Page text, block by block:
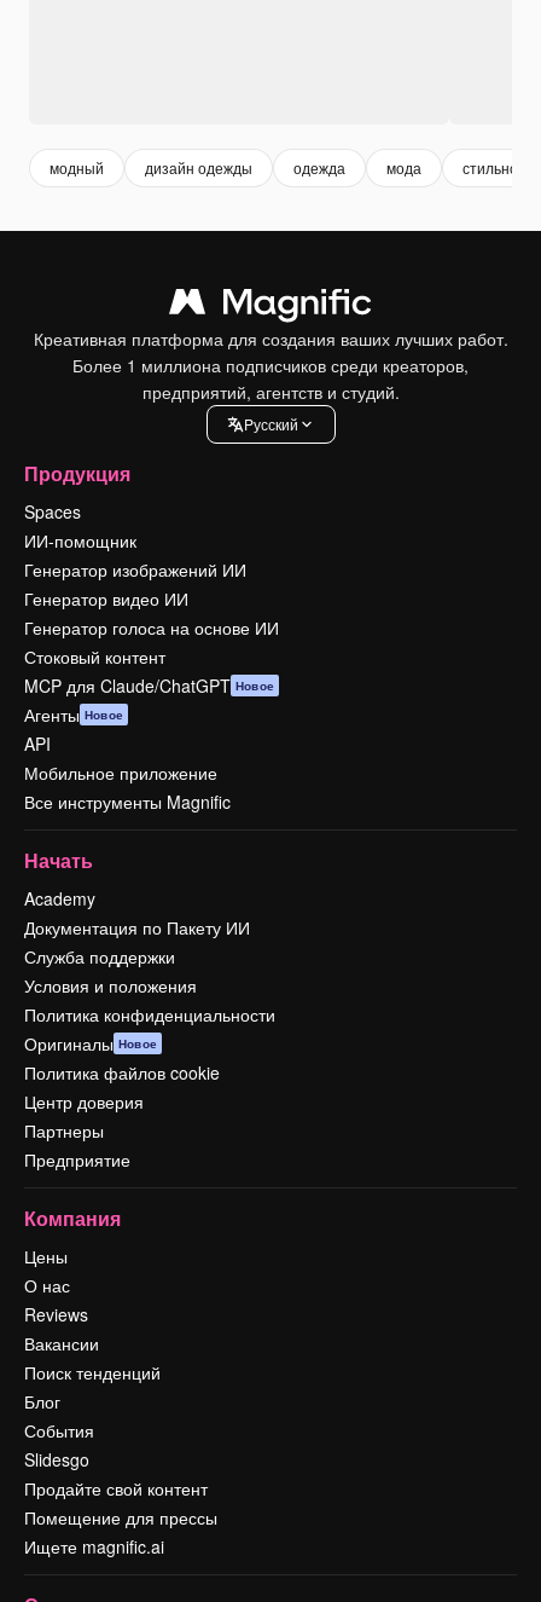
модный дизайн одежды одежда мода стильно
Креативная платформа для создания ваших лучших работ.
Более 1 миллиона подписчиков среди креаторов,
предприятий, агентств и студий.
Pусский
Продукция
Spaces
ИИ-помощник
Генератор изображений ИИ
Генератор видео ИИ
Генератор голоса на основе ИИ
Стоковый контент
MCP для Claude/ChatGPT Новое
Агенты Новое
API
Мобильное приложение
Все инструменты Magnific
Начать
Academy
Документация по Пакету ИИ
Служба поддержки
Условия и положения
Политика конфиденциальности
Оригиналы Новое
Политика файлов cookie
Центр доверия
Партнеры
Предприятие
Компания
Цены
О нас
Reviews
Вакансии
Поиск тенденций
Блог
События
Slidesgo
Продайте свой контент
Помещение для прессы
Ищете magnific.ai